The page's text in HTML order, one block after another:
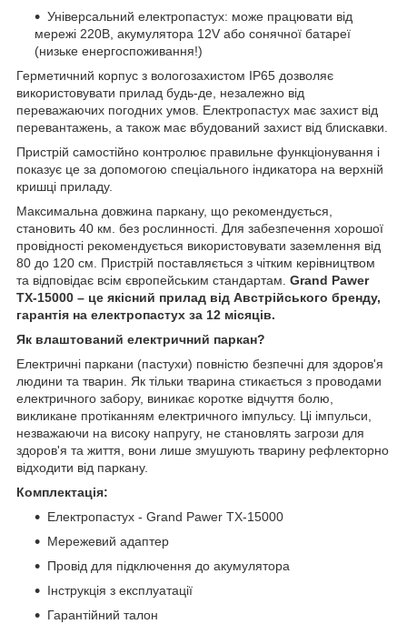
Універсальний електропастух: може працювати від
мережі 220В, акумулятора 12V або сонячної батареї
(низьке енергоспоживання!)
Герметичний корпус з вологозахистом IP65 дозволяє
використовувати прилад будь-де, незалежно від
переважаючих погодних умов. Електропастух має захист від
перевантажень, а також має вбудований захист від блискавки.
Пристрій самостійно контролює правильне функціонування і
показує це за допомогою спеціального індикатора на верхній
кришці приладу.
Максимальна довжина паркану, що рекомендується,
становить 40 км. без рослинності. Для забезпечення хорошої
провідності рекомендується використовувати заземлення від
80 до 120 см. Пристрій поставляється з чітким керівництвом
та відповідає всім європейським стандартам. Grand Pawer
TX-15000 – це якісний прилад від Австрійського бренду,
гарантія на електропастух за 12 місяців.
Як влаштований електричний паркан?
Електричні паркани (пастухи) повністю безпечні для здоров'я
людини та тварин. Як тільки тварина стикається з проводами
електричного забору, виникає коротке відчуття болю,
викликане протіканням електричного імпульсу. Ці імпульси,
незважаючи на високу напругу, не становлять загрози для
здоров'я та життя, вони лише змушують тварину рефлекторно
відходити від паркану.
Комплектація:
Електропастух - Grand Pawer TX-15000
Мережевий адаптер
Провід для підключення до акумулятора
Інструкція з експлуатації
Гарантійний талон